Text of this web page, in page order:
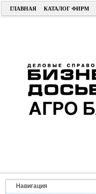
ГЛАВНАЯ КАТАЛОГ ФИРМ
Навигация